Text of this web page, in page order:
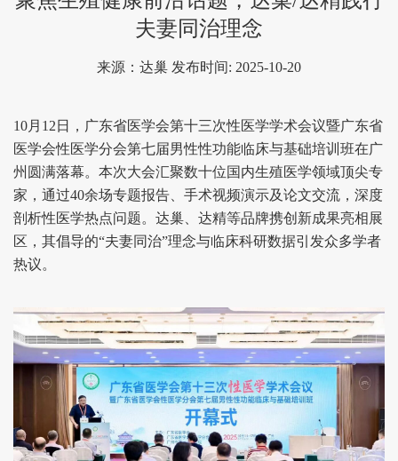
夫妻同治理念
来源：达巢 发布时间: 2025-10-20
10月12日，广东省医学会第十三次性医学学术会议暨广东省
医学会性医学分会第七届男性性功能临床与基础培训班在广
州圆满落幕。本次大会汇聚数十位国内生殖医学领域顶尖专
家，通过40余场专题报告、手术视频演示及论文交流，深度
剖析性医学热点问题。达巢、达精等品牌携创新成果亮相展
区，其倡导的“夫妻同治”理念与临床科研数据引发众多学者
热议。